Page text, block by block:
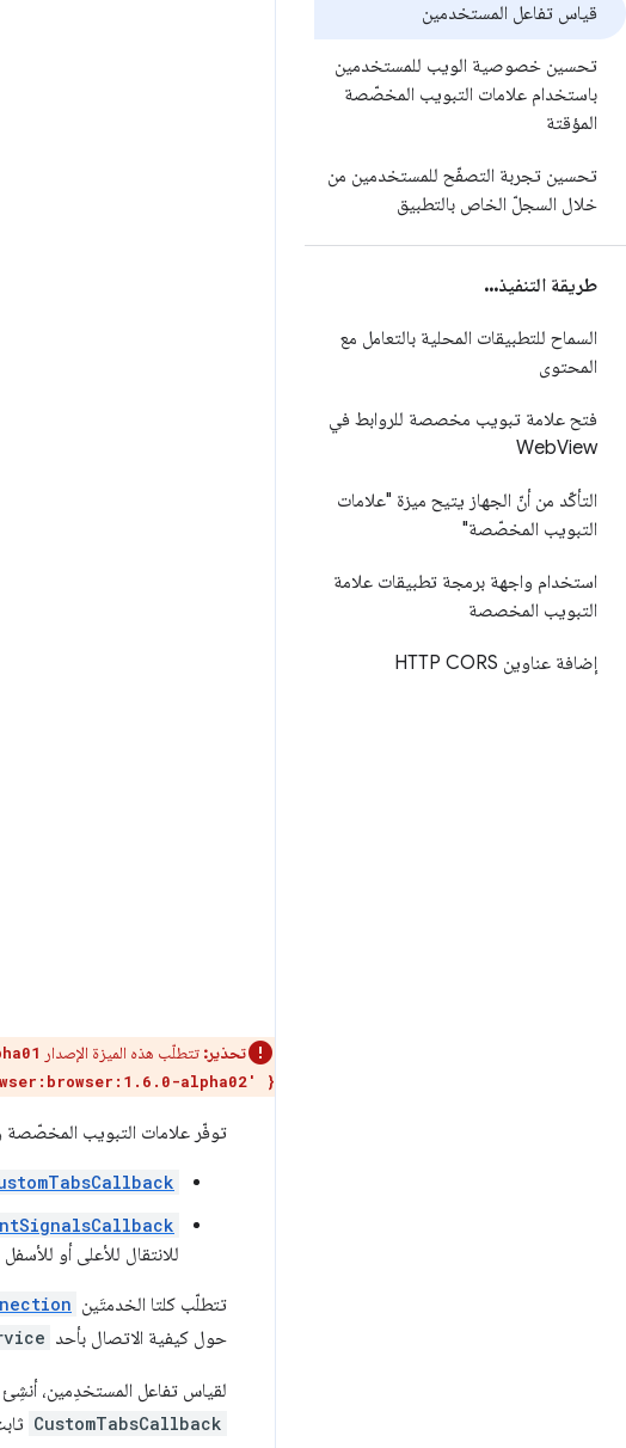
قياس تفاعل المستخدمين
تحسين خصوصية الويب للمستخدمين
باستخدام علامات التبويب المخصّصة
المؤقتة
تحسين تجربة التصفّح للمستخدمين من
خلال السجلّ الخاص بالتطبيق
طريقة التنفيذ.
.
.
السماح للتطبيقات المحلية بالتعامل مع
المحتوى
فتح علامة تبويب مخصصة للروابط في
WebView
التأكّد من أنّ الجهاز يتيح ميزة "علامات
التبويب المخصّصة"
استخدام واجهة برمجة تطبيقات علامة
التبويب المخصصة
إضافة عناوين HTTP CORS
تحذير: تتطلّب هذه الميزة الإصدار
alpha02' }
توفّر علامات التبويب
للانتقال للأعلى أو للأسفل
تتطلّب كلتا الخدمتَين
حول كيفية الاتصال بأحد
لقياس تفاعل المستخدِمين، أنشِئ
CustomTabsCallback